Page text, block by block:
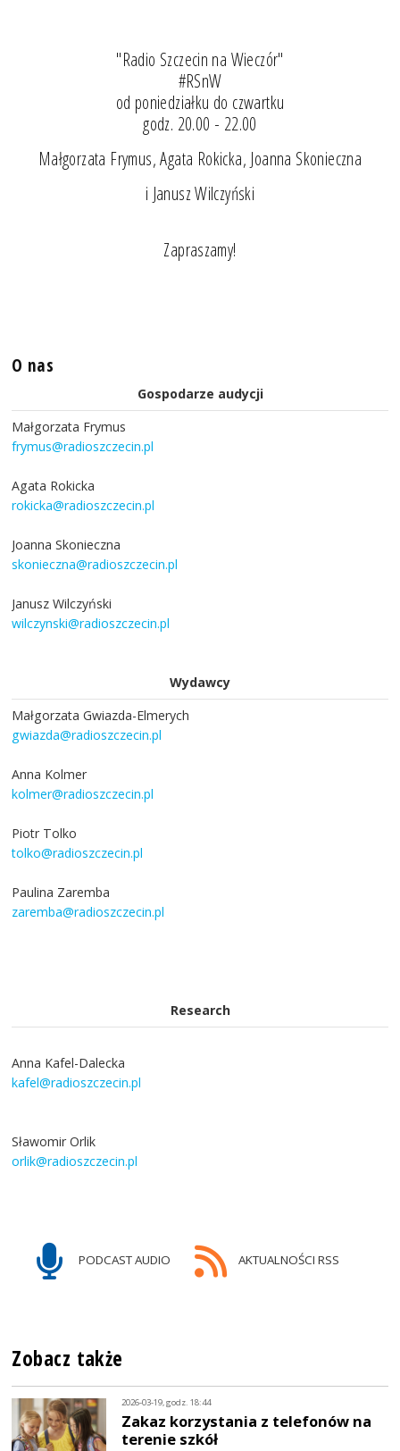
"Radio Szczecin na Wieczór"
#RSnW
od poniedziałku do czwartku
godz. 20.00 - 22.00
Małgorzata Frymus, Agata Rokicka, Joanna Skonieczna
i Janusz Wilczyński
Zapraszamy!
O nas
Gospodarze audycji
Małgorzata Frymus
frymus@radioszczecin.pl
Agata Rokicka
rokicka@radioszczecin.pl
Joanna Skonieczna
skonieczna@radioszczecin.pl
Janusz Wilczyński
wilczynski@radioszczecin.pl
Wydawcy
Małgorzata Gwiazda-Elmerych
gwiazda@radioszczecin.pl
Anna Kolmer
kolmer@radioszczecin.pl
Piotr Tolko
tolko@radioszczecin.pl
Paulina Zaremba
zaremba@radioszczecin.pl
Research
Anna Kafel-Dalecka
kafel@radioszczecin.pl
Sławomir Orlik
orlik@radioszczecin.pl
PODCAST AUDIO AKTUALNOŚCI RSS
Zobacz także
2026-03-19, godz. 18:44
Zakaz korzystania z telefonów na
terenie szkół